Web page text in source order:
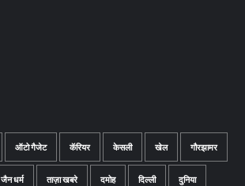
ऑटो गैजेट कॅरियर केसली खेल गौरझामर
जैन धर्म ताज़ा खबरे दमोह दिल्ली दुनिया